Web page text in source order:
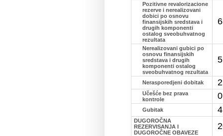
Pozitivne revalorizacione
rezerve i nerealizovani
dobici po osnovu
finansijskih sredstava i
drugih komponenti
ostalog sveobuhvatnog
rezultata
Nerealizovani gubici po
osnovu finansijskih
sredstava i drugih
komponenti ostalog
sveobuhvatnog rezultata
Nerasporedjeni dobitak
Učešće bez prava
kontrole
0
Gubitak
DUGOROČNA
REZERVISANJA I
DUGOROČNE OBAVEZE